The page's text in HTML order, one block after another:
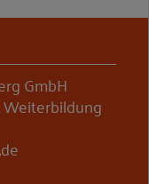
GmbH
Weiterbildung